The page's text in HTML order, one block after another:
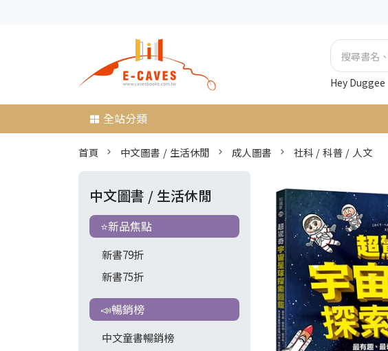
Hey Duggee
全站分類
首頁 中文圖書 / 生活休閒 成人圖書 社科 / 科普 / 人文
中文圖書 / 生活休閒
⭐新品焦點
新書79折
新書75折
📣暢銷榜
中文童書暢銷榜